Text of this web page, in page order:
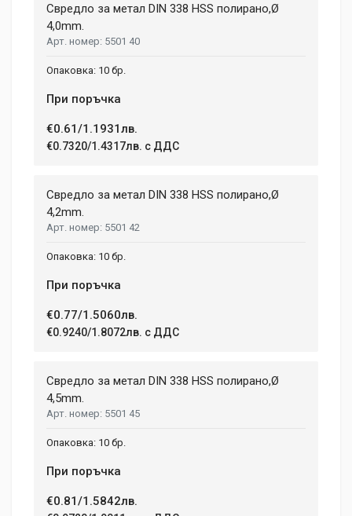
Post Your Review
Свредло за метал DIN 338 HSS полирано,Ø
4,0mm.
5501 40
10 бр.
При поръчка
€0.61/1.1931лв.
€0.7320/1.4317лв. с ДДС
Свредло за метал DIN 338 HSS полирано,Ø
4,2mm.
5501 42
10 бр.
При поръчка
€0.77/1.5060лв.
€0.9240/1.8072лв. с ДДС
Свредло за метал DIN 338 HSS полирано,Ø
4,5mm.
5501 45
10 бр.
При поръчка
€0.81/1.5842лв.